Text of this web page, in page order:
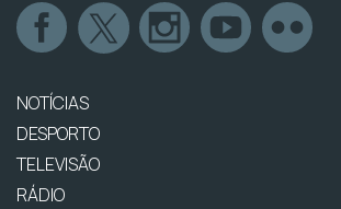
NOTÍCIAS
DESPORTO
TELEVISÃO
RÁDIO